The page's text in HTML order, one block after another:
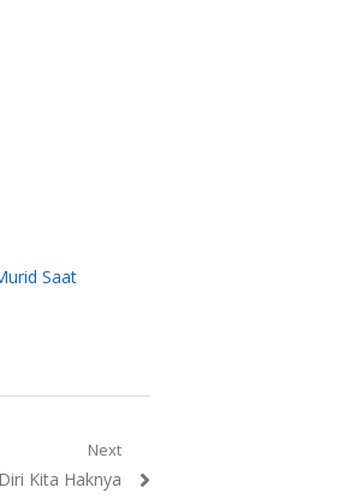
Saat
Next
Kita Haknya